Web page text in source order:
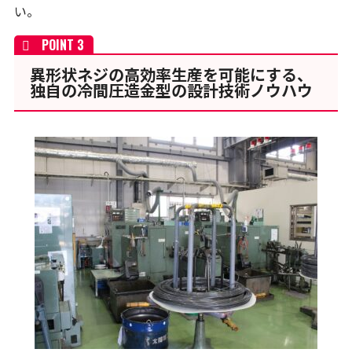
い。
異形状ネジの高効率生産を可能にする、
独自の冷間圧造金型の設計技術ノウハウ